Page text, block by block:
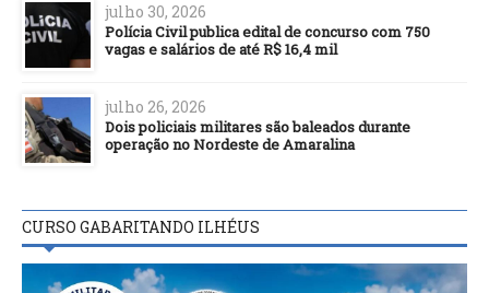
julho 30, 2026
Polícia Civil publica edital de concurso com 750
vagas e salários de até R$ 16,4 mil
julho 26, 2026
Dois policiais militares são baleados durante
operação no Nordeste de Amaralina
CURSO GABARITANDO ILHÉUS